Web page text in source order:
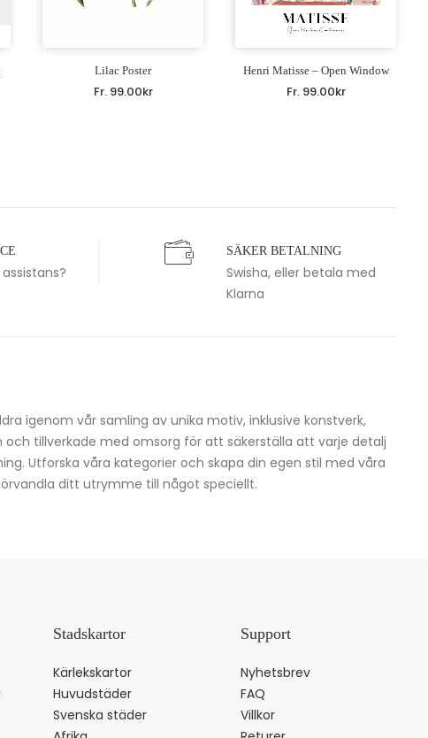
Lilac Poster
Fr. 99.00kr
Henri Matisse – Open Window
Fr. 99.00kr
SÄKER BETALNING
Swisha, eller betala med
Klarna
igenom vår samling av unika motiv, inklusive konstverk,
tillverkade med omsorg för att säkerställa att varje detalj
Utforska våra kategorier och skapa din egen stil med våra
ditt utrymme till något speciellt.
Stadskartor
Kärlekskartor
Huvudstäder
Svenska städer
Support
Nyhetsbrev
FAQ
Villkor